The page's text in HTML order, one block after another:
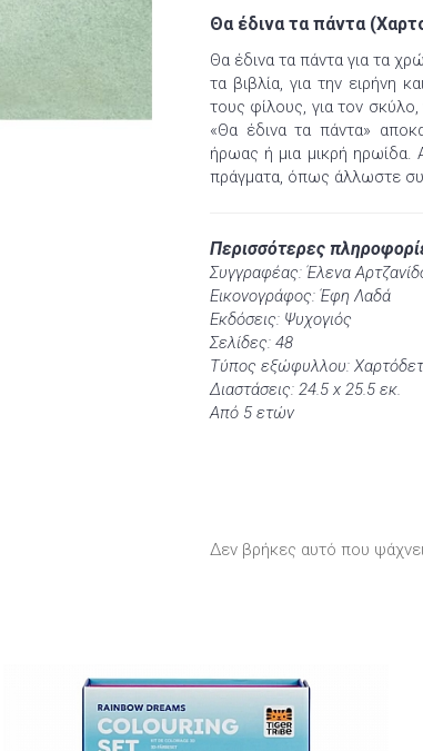
Θα έδινα τα πάντα
Θα έδινα τα πάντα για τα
τα βιβλία, για την ειρήνη
τους φίλους, για τον σκύλο,
«Θα έδινα τα πάντα»
ήρωας ή μια μικρή ηρωίδα.
πράγματα, όπως άλλωστε
Περισσότερες
Συγγραφέας: Έλενα
Εικονογράφος: Έφη Λαδά
Εκδόσεις: Ψυχογιός
Σελίδες: 48
Τύπος εξώφυλλου:
Διαστάσεις: 24.5 x 25.5 εκ.
Από 5 ετών
Δεν βρήκες αυτό που